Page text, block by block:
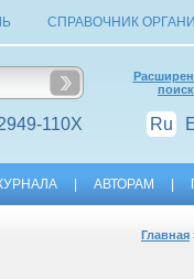
СПРАВОЧНИК
110X
поиск
Ru
АВТОРАМ
Главная